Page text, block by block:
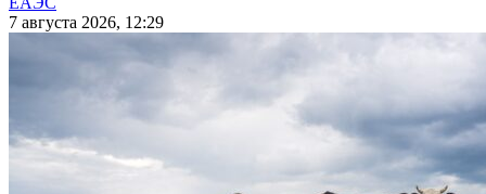
7 августа 2026, 12:29